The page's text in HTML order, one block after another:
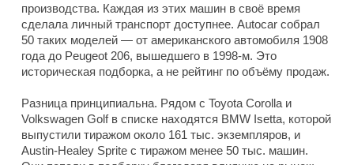
производства. Каждая из этих машин в своё время
сделала личный транспорт доступнее. Autocar собрал
50 таких моделей — от американского автомобиля 1908
года до Peugeot 206, вышедшего в 1998-м. Это
историческая подборка, а не рейтинг по объёму продаж.
Разница принципиальна. Рядом с Toyota Corolla и
Volkswagen Golf в списке находятся BMW Isetta, которой
выпустили тиражом около 161 тыс. экземпляров, и
Austin-Healey Sprite с тиражом менее 50 тыс. машин.